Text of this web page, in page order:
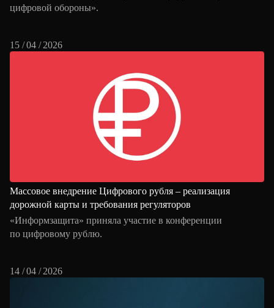
цифровой обороны».
15 / 04 / 2026
Массовое внедрение Цифрового рубля – реализация
дорожной карты и требования регуляторов
«Информзащита» приняла участие в конференции
по цифровому рублю.
14 / 04 / 2026